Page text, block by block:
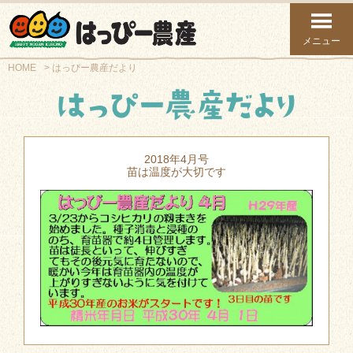
メニュー
HOME はっぴー農産だより
2018年4月号
苗は温度が大切です